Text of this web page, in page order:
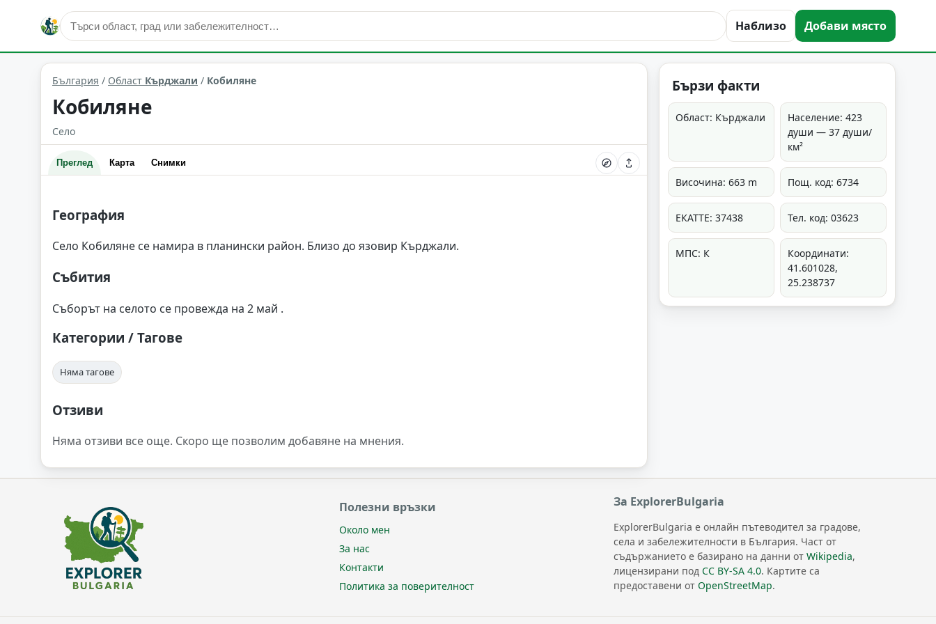
Наблизо Добави място
Кобиляне Област: Кърджали
България / Област Кърджали / Кобиляне
Кобиляне
Село
Преглед Карта Снимки
География
Село Кобиляне се намира в планински район. Близо до язовир Кърджали.
Събития
Съборът на селото се провежда на 2 май .
Категории / Тагове
Няма тагове
Отзиви
Няма отзиви все още. Скоро ще позволим добавяне на мнения.
Бързи факти
Област: Кърджали
Население: 423
души — 37 души/
км²
Височина: 663 m Пощ. код: 6734
ЕКАТТЕ: 37438 Тел. код: 03623
МПС: К
Координати:
41.601028,
25.238737
Полезни връзки
Около мен
За нас
Контакти
Политика за поверителност
За ExplorerBulgaria
ExplorerBulgaria е онлайн пътеводител за градове,
села и забележителности в България. Част от
съдържанието е базирано на данни отWikipedia,
лицензирани подCC BY-SA 4.0. Картите са
предоставени отOpenStreetMap.